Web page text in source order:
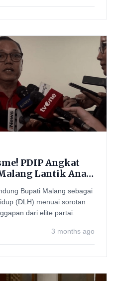
PDIP Angkat
Lantik Anak
Bupati Malang sebagai
(DLH) menuai sorotan
dari elite partai.
3 months ago